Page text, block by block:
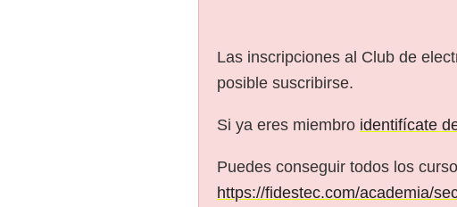
Las inscripciones al Club de
posible suscribirse.
Si ya eres miembro identifícate
Puedes conseguir todos los
https://fidestec.com/academia/